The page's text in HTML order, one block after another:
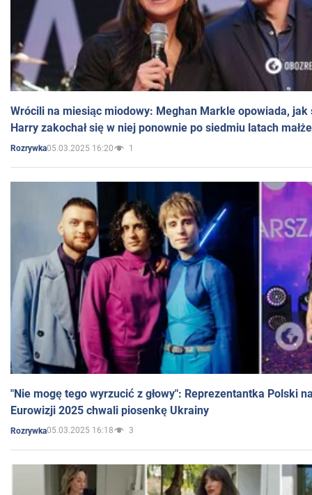
Wrócili na miesiąc miodowy: Meghan Markle opowiada, jak
Harry zakochał się w niej ponownie po siedmiu latach
Rozrywka05.03.2025 16:20 1
"Nie mogę tego wyrzucić z głowy": Reprezentantka Polski
Eurowizji 2025 chwali piosenkę Ukrainy
Rozrywka05.03.2025 16:18 3